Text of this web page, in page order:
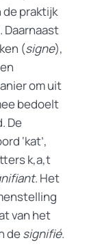
praktijk
Daarnaast
(signe),
om uit
bedoelt
De
‘kat’,
k,a,t
. Het
van het
designifié.